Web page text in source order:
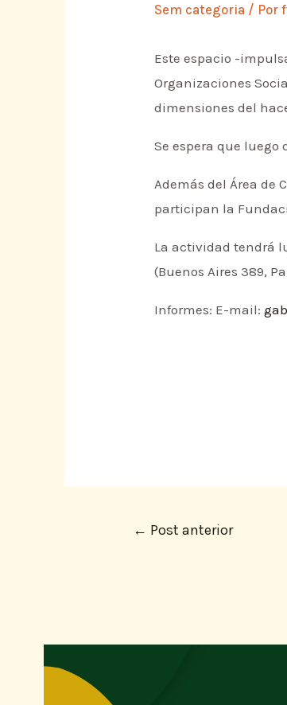
Sem categoria / Por
Este espacio -
Organizaciones
dimensiones del
Se espera que
Además del Área de
participan la
La actividad tendrá
(Buenos Aires 389,
Informes: E-mail:
← Post anterior